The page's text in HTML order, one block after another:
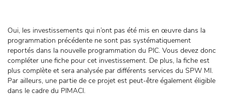
Oui, les investissements qui n’ont pas été mis en œuvre dans la
programmation précédente ne sont pas systématiquement
reportés dans la nouvelle programmation du PIC. Vous devez donc
compléter une fiche pour cet investissement. De plus, la fiche est
plus complète et sera analysée par différents services du SPW MI.
Par ailleurs, une partie de ce projet est peut-être également éligible
dans le cadre du PIMACI.